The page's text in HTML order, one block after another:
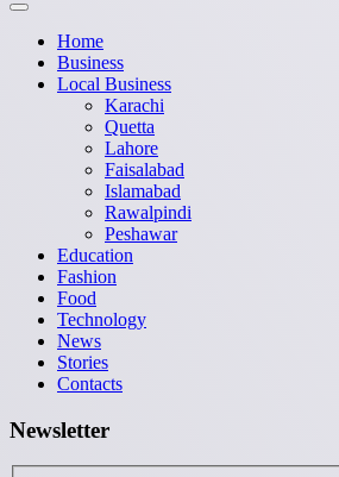
Home
Business
Local Business
Karachi
Quetta
Lahore
Faisalabad
Islamabad
Rawalpindi
Peshawar
Education
Fashion
Food
Technology
News
Stories
Contacts
Newsletter